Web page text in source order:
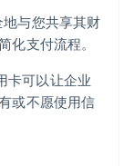
与您共享其财
化支付流程。
卡可以让企业
或不愿使用信